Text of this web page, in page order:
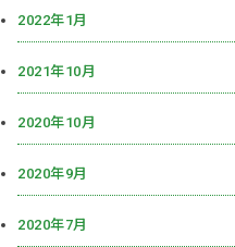
2022年1月
2021年10月
2020年10月
2020年9月
2020年7月